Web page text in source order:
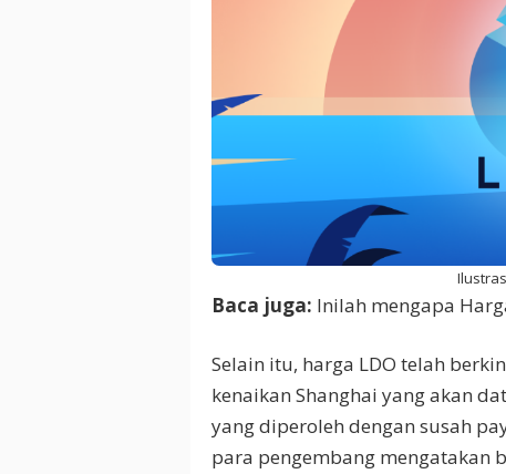
Baca juga: Inilah mengapa
Selain itu, harga LDO telah
kenaikan Shanghai yang akan
yang diperoleh dengan susah
para pengembang mengatakan